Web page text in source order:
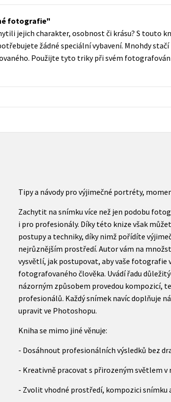
- naučná pro dospělé
- naučné pro děti
zahrada
Zahraniční literatura
Zdraví a životní styl
fotografie
jejich charakter, osobnost či krásu? S touto
žádné speciální vybavení. Mnohdy
Použijte tyto triky při svém
Tipy a návody pro výjimečné portréty,
Zachytit na snímku více než jen podobu
i pro profesionály. Díky této knize však
postupy a techniky, díky nimž pořídíte
nejrůznějším prostředí. Autor vám na
vysvětlí, jak postupovat, aby vaše fotografie
fotografovaného člověka. Uvádí řadu
názorným způsobem provedou kompozicí,
profesionálů. Každý snímek navíc doplňuje
upravit ve Photoshopu.
Kniha se mimo jiné věnuje:
- Dosáhnout profesionálních výsledků bez
- Kreativně pracovat s přirozeným světlem v
- Zvolit vhodné prostředí, kompozici